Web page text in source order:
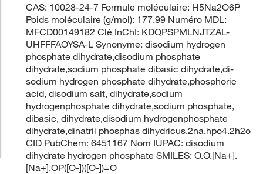
CAS: 10028-24-7 Formule moléculaire: H5Na2O6P
Poids moléculaire (g/mol): 177.99 Numéro MDL:
MFCD00149182 Clé InChI: KDQPSPMLNJTZAL-
UHFFFAOYSA-L Synonyme: disodium hydrogen
phosphate dihydrate,disodium phosphate
dihydrate,sodium phosphate dibasic dihydrate,di-
sodium hydrogen phosphate dihydrate,phosphoric
acid, disodium salt, dihydrate,sodium
hydrogenphosphate dihydrate,sodium phosphate,
dibasic, dihydrate,disodium hydrogenphosphate
dihydrate,dinatrii phosphas dihydricus,2na.hpo4.2h2o
CID PubChem: 6451167 Nom IUPAC: disodium
dihydrate hydrogen phosphate SMILES: O.O.[Na+].
[Na+].OP([O-])([O-])=O